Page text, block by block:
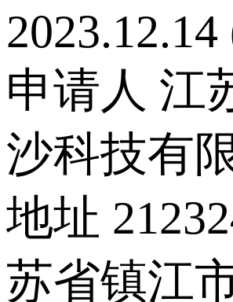
2023.12.14
申请人 江
沙科技有
地址
苏省镇江